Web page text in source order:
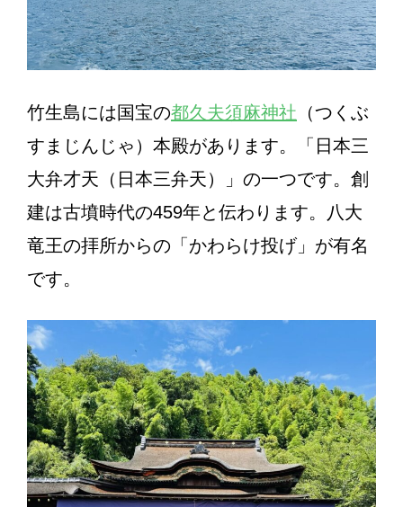
竹生島には国宝の都久夫須麻神社 （つくぶ
すまじんじゃ）本殿があります。「日本三
大弁才天（日本三弁天）」の一つです。創
建は古墳時代の459年と伝わります。八大
竜王の拝所からの「かわらけ投げ」が有名
です。